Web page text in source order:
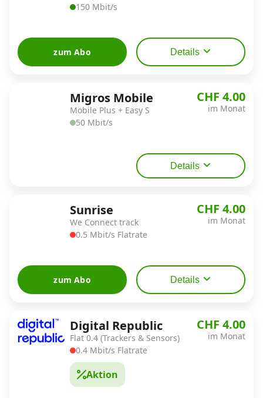
150 Mbit/s
zum Abo Details
Migros Mobile
Mobile Plus + Easy S
50 Mbit/s
CHF 4.00
im Monat
Details
Sunrise
We Connect track
0.5 Mbit/s Flatrate
CHF 4.00
im Monat
zum Abo Details
Digital Republic
Flat 0.4 (Trackers & Sensors)
0.4 Mbit/s Flatrate
Aktion
CHF 4.00
im Monat